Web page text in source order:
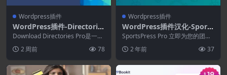
Wordpress插件
WordPress插件-Directorie
s Pro 2.0.19-WordPress 的
目录插件
Download Directories Pro是一个
2 周前 78
Wordpress插件
WordPress插件汉化-Sports
Press Pro 2.7.22
SportsPress Pro 立即为您的团队
p... 2 年前 37